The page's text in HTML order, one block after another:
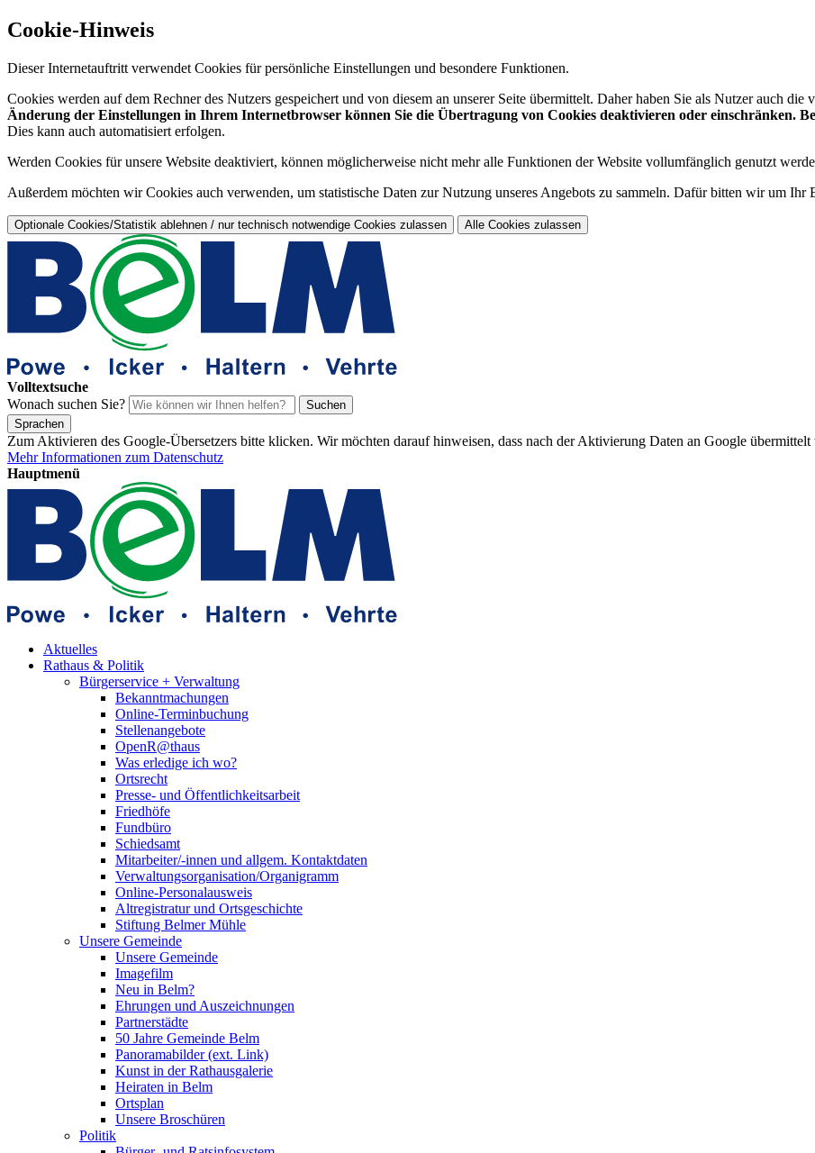
Cookie-Hinweis
Dieser Internetauftritt verwendet Cookies für persönliche Einstellungen und besondere Funktionen.
Cookies werden auf dem Rechner des Nutzers gespeichert und von diesem an unserer Seite übermittelt. Daher haben Sie als Nutzer auch
Änderung der Einstellungen in Ihrem Internetbrowser können Sie die Übertragung von Cookies deaktivieren oder einschränken.
Dies kann auch automatisiert erfolgen.
Werden Cookies für unsere Website deaktiviert, können möglicherweise nicht mehr alle Funktionen der Website vollumfänglich genutzt
Außerdem möchten wir Cookies auch verwenden, um statistische Daten zur Nutzung unseres Angebots zu sammeln. Dafür bitten wir um Ihr
Optionale Cookies/Statistik ablehnen / nur technisch notwendige Cookies zulassen Alle Cookies zulassen
Volltextsuche
Wonach suchen Sie?
Suchen
Sprachen
Zum Aktivieren des Google-Übersetzers bitte klicken. Wir möchten darauf hinweisen, dass nach der Aktivierung Daten an Google übermittelt
Mehr Informationen zum Datenschutz
Hauptmenü
Aktuelles
Rathaus & Politik
Bürgerservice + Verwaltung
Bekanntmachungen
Online-Terminbuchung
Stellenangebote
OpenR@thaus
Was erledige ich wo?
Ortsrecht
Presse- und Öffentlichkeitsarbeit
Friedhöfe
Fundbüro
Schiedsamt
Mitarbeiter/-innen und allgem. Kontaktdaten
Verwaltungsorganisation/Organigramm
Online-Personalausweis
Altregistratur und Ortsgeschichte
Stiftung Belmer Mühle
Unsere Gemeinde
Unsere Gemeinde
Imagefilm
Neu in Belm?
Ehrungen und Auszeichnungen
Partnerstädte
50 Jahre Gemeinde Belm
Panoramabilder (ext. Link)
Kunst in der Rathausgalerie
Heiraten in Belm
Ortsplan
Unsere Broschüren
Politik